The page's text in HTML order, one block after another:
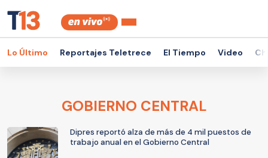
Lo Último Reportajes Teletrece El Tiempo Video
GOBIERNO CENTRAL
Dipres reportó alza de más de 4 mil puestos de
trabajo anual en el Gobierno Central